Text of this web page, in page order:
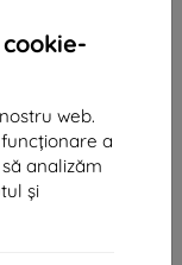
web.
a
analizăm
și
5S/mk3/mk3i/Instinct
(05908047991280)
În stoc > 5 buc